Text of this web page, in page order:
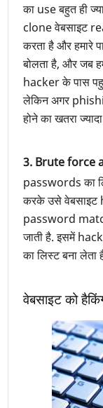
का use बहुत ही
clone वेबसाइट
करता है और हमारे
बोलता है, और जब
hacker के पास
लेकिन अगर
होने का खतरा
3. Brute force
passwords का
करके उसे वेबसाइट
password
जाती है. इसमें
का लिस्ट बना लेता
वेबसाइट को